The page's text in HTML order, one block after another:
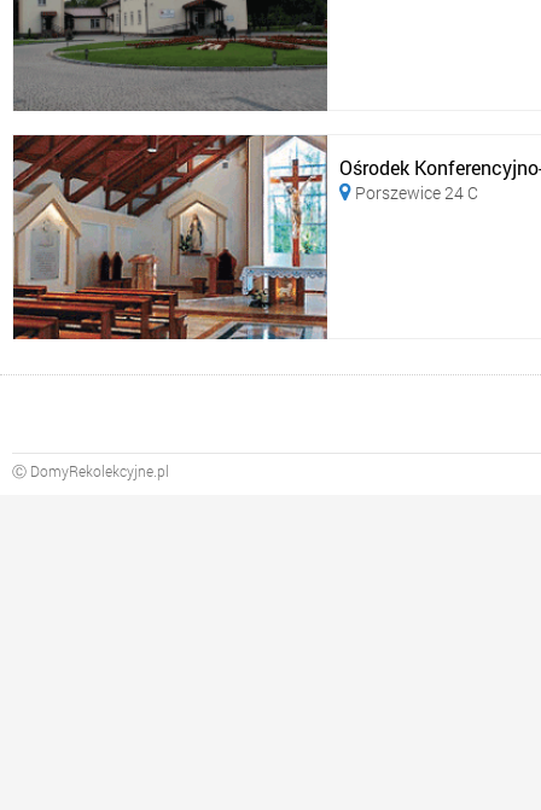
Ośrodek
 Porszewice 24 C
Ⓒ DomyRekolekcyjne.pl